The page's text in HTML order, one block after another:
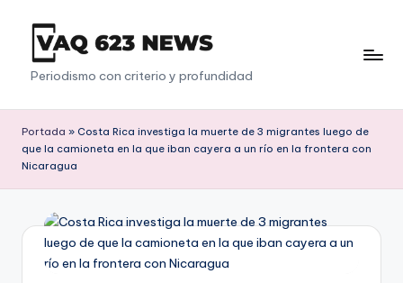
Saltar
contenido
V
a
q
6
2
3
Periodismo con criterio y profundidad
Portada » Costa Rica investiga la muerte de 3 migrantes luego de
que la camioneta en la que iban cayera a un río en la frontera con
Nicaragua